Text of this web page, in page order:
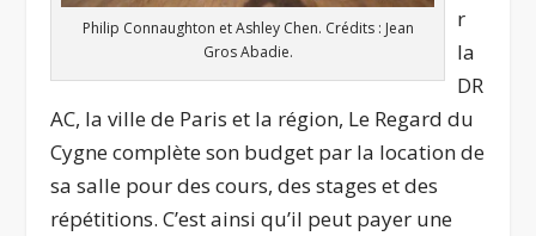
Philip Connaughton et Ashley Chen. Crédits : Jean
Gros Abadie.
r
la
DR
AC, la ville de Paris et la région, Le Regard du
Cygne complète son budget par la location de
sa salle pour des cours, des stages et des
répétitions. C’est ainsi qu’il peut payer une